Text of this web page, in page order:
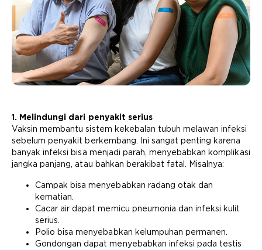
1. Melindungi dari penyakit serius
Vaksin membantu sistem kekebalan tubuh melawan infeksi
sebelum penyakit berkembang. Ini sangat penting karena
banyak infeksi bisa menjadi parah, menyebabkan komplikasi
jangka panjang, atau bahkan berakibat fatal. Misalnya:
Campak bisa menyebabkan radang otak dan
kematian.
Cacar air dapat memicu pneumonia dan infeksi kulit
serius.
Polio bisa menyebabkan kelumpuhan permanen.
Gondongan dapat menyebabkan infeksi pada testis